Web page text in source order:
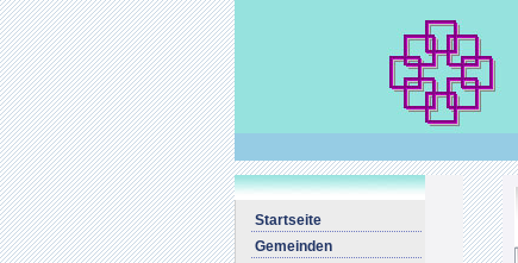
Startseite
Gemeinden